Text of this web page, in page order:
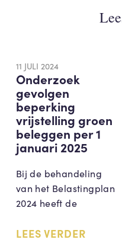
11 JULI 2024
Onderzoek
gevolgen
beperking
vrijstelling groen
beleggen per 1
januari 2025
Bij de behandeling
van het Belastingplan
2024 heeft de
LEES VERDER